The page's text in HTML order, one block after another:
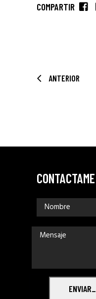
COMPARTIR
ANTERIOR
CONTACTAME
ENVIAR_